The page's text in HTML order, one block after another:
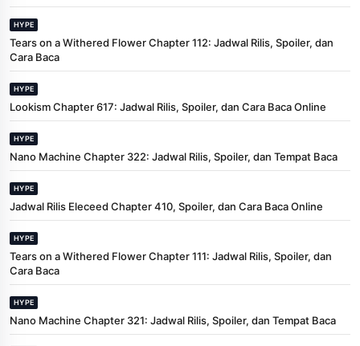
HYPE
Tears on a Withered Flower Chapter 112: Jadwal Rilis, Spoiler, dan
Cara Baca
HYPE
Lookism Chapter 617: Jadwal Rilis, Spoiler, dan Cara Baca Online
HYPE
Nano Machine Chapter 322: Jadwal Rilis, Spoiler, dan Tempat Baca
HYPE
Jadwal Rilis Eleceed Chapter 410, Spoiler, dan Cara Baca Online
HYPE
Tears on a Withered Flower Chapter 111: Jadwal Rilis, Spoiler, dan
Cara Baca
HYPE
Nano Machine Chapter 321: Jadwal Rilis, Spoiler, dan Tempat Baca